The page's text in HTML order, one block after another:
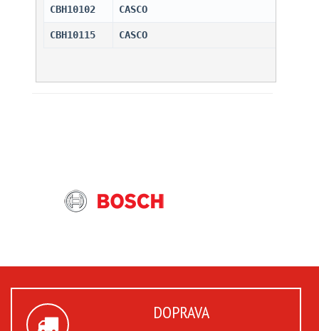
CBH10102 CASCO
CBH10115 CASCO
DOPRAVA